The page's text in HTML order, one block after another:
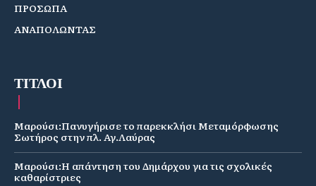
ΠΡΟΣΩΠΑ
ΑΝΑΠΟΛΩΝΤΑΣ
ΤΙΤΛΟΙ
Μαρούσι:Πανυγήρισε το παρεκκλήσι Μεταμόρφωσης
Σωτήρος στην πλ. Αγ.Λαύρας
Μαρούσι:Η απάντηση του Δημάρχου για τις σχολικές
καθαρίστριες